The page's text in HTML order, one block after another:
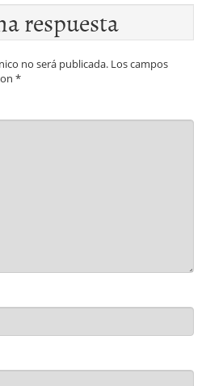
respuesta
no será publicada. Los campos
*